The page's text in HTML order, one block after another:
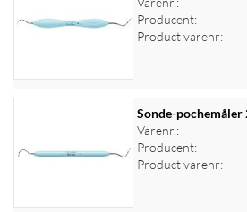
Producent:
Product varenr:
Sonde-pochemåler
Varenr.:
Producent:
Product varenr: